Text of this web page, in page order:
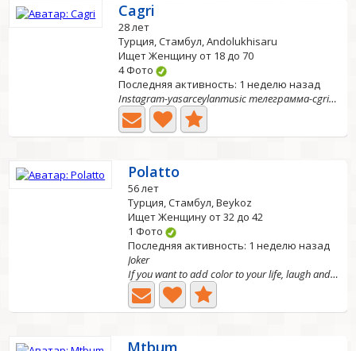
Cagri
28 лет
Турция, Стамбул, Andolukhisaru
Ищет Женщину от 18 до 70
4 Фото
Последняя активность: 1 неделю назад
Instagram-yasarceylanmusic телеграмма-cgriysr
Polatto
56 лет
Турция, Стамбул, Beykoz
Ищет Женщину от 32 до 42
1 Фото
Последняя активность: 1 неделю назад
Joker
If you want to add color to your life, laugh and have...
Mtbum